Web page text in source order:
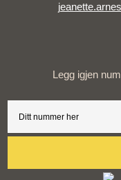
Legg igjen